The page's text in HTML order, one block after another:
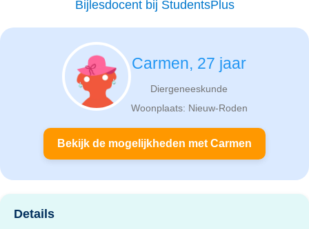
Bijlesdocent bij StudentsPlus
Carmen, 27 jaar
Diergeneeskunde
Woonplaats: Nieuw-Roden
Bekijk de mogelijkheden met Carmen
Details